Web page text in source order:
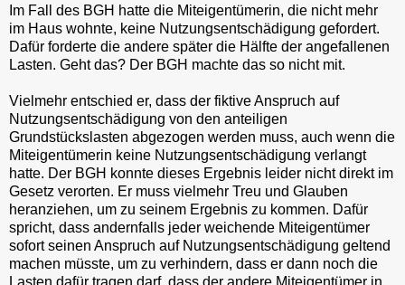
Im Fall des BGH hatte die Miteigentümerin, die nicht mehr
im Haus wohnte, keine Nutzungsentschädigung gefordert.
Dafür forderte die andere später die Hälfte der angefallenen
Lasten. Geht das? Der BGH machte das so nicht mit.
Vielmehr entschied er, dass der fiktive Anspruch auf
Nutzungsentschädigung von den anteiligen
Grundstückslasten abgezogen werden muss, auch wenn die
Miteigentümerin keine Nutzungsentschädigung verlangt
hatte. Der BGH konnte dieses Ergebnis leider nicht direkt im
Gesetz verorten. Er muss vielmehr Treu und Glauben
heranziehen, um zu seinem Ergebnis zu kommen. Dafür
spricht, dass andernfalls jeder weichende Miteigentümer
sofort seinen Anspruch auf Nutzungsentschädigung geltend
machen müsste, um zu verhindern, dass er dann noch die